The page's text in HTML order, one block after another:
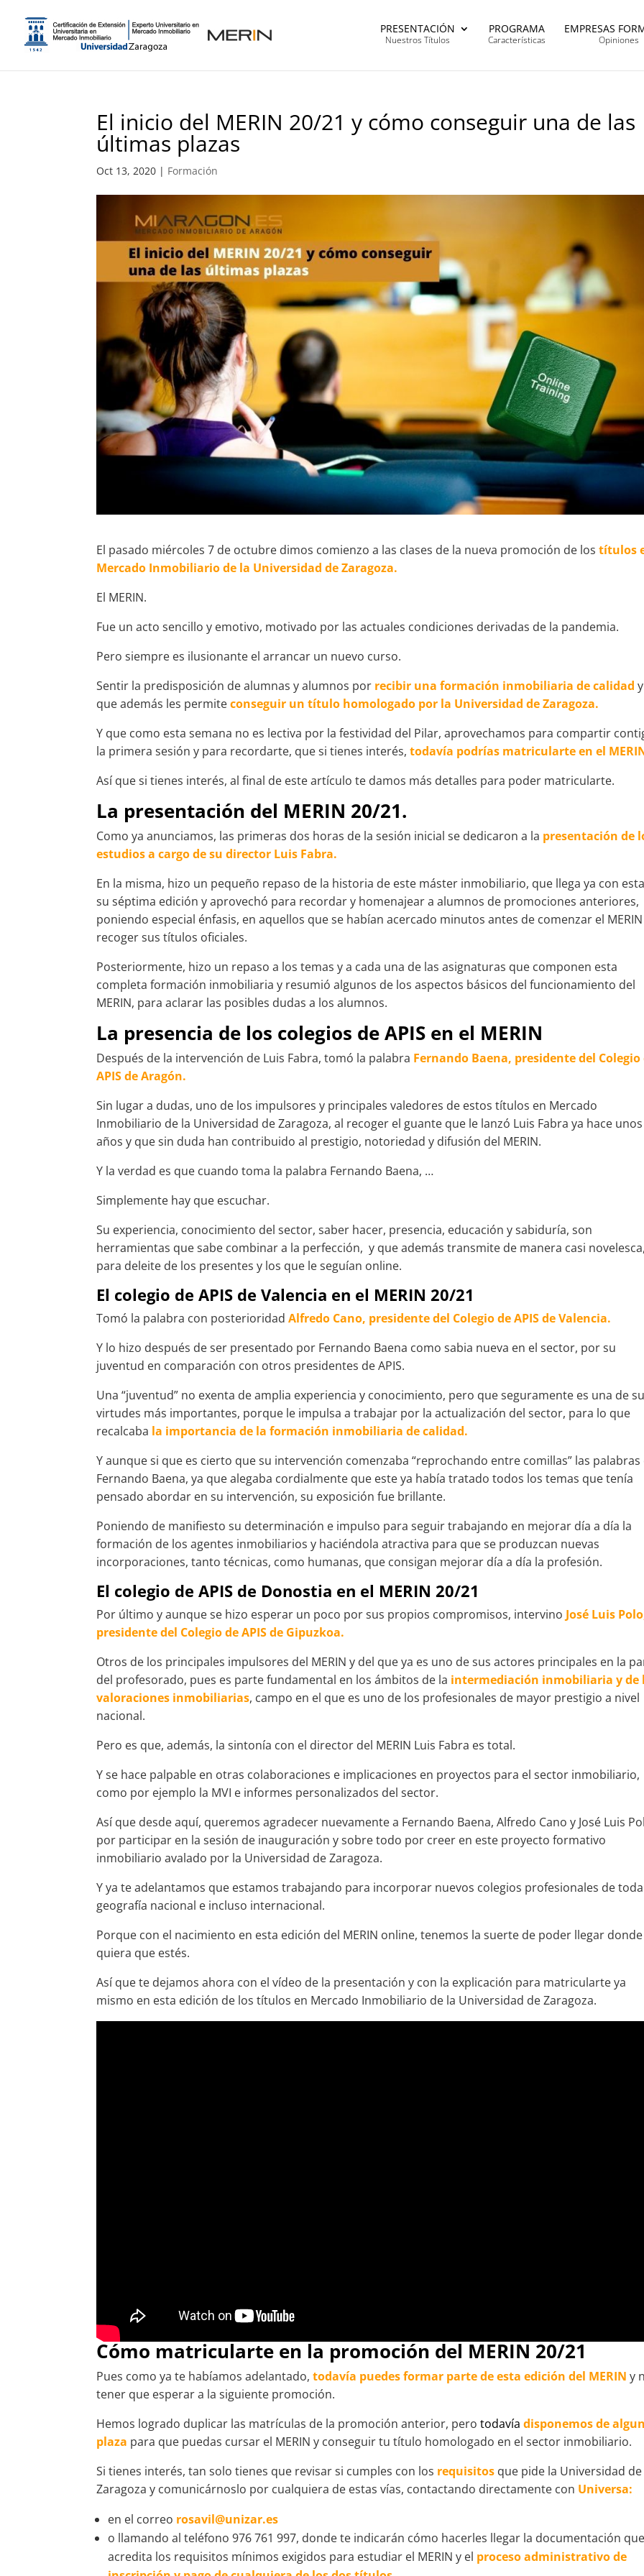
PRESENTACIÓN
Nuestros Títulos
PROGRAMA
Características
EMPRESAS
Opiniones
El inicio del MERIN 20/21 y cómo conseguir una de las
últimas plazas
Oct 13, 2020 | Formación
El pasado miércoles 7 de octubre dimos comienzo a las clases de la nueva promoción de lostítulos
Mercado Inmobiliario de la Universidad de Zaragoza.
El MERIN.
Fue un acto sencillo y emotivo, motivado por las actuales condiciones derivadas de la pandemia.
Pero siempre es ilusionante el arrancar un nuevo curso.
Sentir la predisposición de alumnas y alumnos por recibir una formación inmobiliaria de calidad y
que además les permiteconseguir un título homologado por la Universidad de Zaragoza.
Y que como esta semana no es lectiva por la festividad del Pilar, aprovechamos para compartir
la primera sesión y para recordarte, que si tienes interés, todavía podrías matricularte en el
Así que si tienes interés, al final de este artículo te damos más detalles para poder matricularte.
La presentación del MERIN 20/21.
Como ya anunciamos, las primeras dos horas de la sesión inicial se dedicaron a la presentación de
estudios a cargo de su director Luis Fabra.
En la misma, hizo un pequeño repaso de la historia de este máster inmobiliario, que llega ya con
su séptima edición y aprovechó para recordar y homenajear a alumnos de promociones anteriores,
poniendo especial énfasis, en aquellos que se habían acercado minutos antes de comenzar el
recoger sus títulos oficiales.
Posteriormente, hizo un repaso a los temas y a cada una de las asignaturas que componen esta
completa formación inmobiliaria y resumió algunos de los aspectos básicos del funcionamiento del
MERIN, para aclarar las posibles dudas a los alumnos.
La presencia de los colegios de APIS en el MERIN
Después de la intervención de Luis Fabra, tomó la palabra Fernando Baena, presidente del Colegio
APIS de Aragón.
Sin lugar a dudas, uno de los impulsores y principales valedores de estos títulos en Mercado
Inmobiliario de la Universidad de Zaragoza, al recoger el guante que le lanzó Luis Fabra ya hace unos
años y que sin duda han contribuido al prestigio, notoriedad y difusión del MERIN.
Y la verdad es que cuando toma la palabra Fernando Baena, …
Simplemente hay que escuchar.
Su experiencia, conocimiento del sector, saber hacer, presencia, educación y sabiduría, son
herramientas que sabe combinar a la perfección, y que además transmite de manera casi
para deleite de los presentes y los que le seguían online.
El colegio de APIS de Valencia en el MERIN 20/21
Tomó la palabra con posterioridadAlfredo Cano, presidente del Colegio de APIS de Valencia.
Y lo hizo después de ser presentado por Fernando Baena como sabia nueva en el sector, por su
juventud en comparación con otros presidentes de APIS.
Una “juventud” no exenta de amplia experiencia y conocimiento, pero que seguramente es una de
virtudes más importantes, porque le impulsa a trabajar por la actualización del sector, para lo que
recalcaba la importancia de la formación inmobiliaria de calidad.
Y aunque si que es cierto que su intervención comenzaba “reprochando entre comillas” las palabras
Fernando Baena, ya que alegaba cordialmente que este ya había tratado todos los temas que tenía
pensado abordar en su intervención, su exposición fue brillante.
Poniendo de manifiesto su determinación e impulso para seguir trabajando en mejorar día a día la
formación de los agentes inmobiliarios y haciéndola atractiva para que se produzcan nuevas
incorporaciones, tanto técnicas, como humanas, que consigan mejorar día a día la profesión.
El colegio de APIS de Donostia en el MERIN 20/21
Por último y aunque se hizo esperar un poco por sus propios compromisos, intervinoJosé Luis
presidente del Colegio de APIS de Gipuzkoa.
Otros de los principales impulsores del MERIN y del que ya es uno de sus actores principales en la
del profesorado, pues es parte fundamental en los ámbitos de la intermediación inmobiliaria y de
valoraciones inmobiliarias, campo en el que es uno de los profesionales de mayor prestigio a nivel
nacional.
Pero es que, además, la sintonía con el director del MERIN Luis Fabra es total.
Y se hace palpable en otras colaboraciones e implicaciones en proyectos para el sector inmobiliario,
como por ejemplo la MVI e informes personalizados del sector.
Así que desde aquí, queremos agradecer nuevamente a Fernando Baena, Alfredo Cano y José Luis
por participar en la sesión de inauguración y sobre todo por creer en este proyecto formativo
inmobiliario avalado por la Universidad de Zaragoza.
Y ya te adelantamos que estamos trabajando para incorporar nuevos colegios profesionales de
geografía nacional e incluso internacional.
Porque con el nacimiento en esta edición del MERIN online, tenemos la suerte de poder llegar donde
quiera que estés.
Así que te dejamos ahora con el vídeo de la presentación y con la explicación para matricularte ya
mismo en esta edición de los títulos en Mercado Inmobiliario de la Universidad de Zaragoza.
Cómo matricularte en la promoción del MERIN 20/21
Pues como ya te habíamos adelantado,todavía puedes formar parte de esta edición del MERIN y
tener que esperar a la siguiente promoción.
Hemos logrado duplicar las matrículas de la promoción anterior, perotodavía disponemos de
plaza para que puedas cursar el MERIN y conseguir tu título homologado en el sector inmobiliario.
Si tienes interés, tan solo tienes que revisar si cumples con los requisitos que pide la Universidad de
Zaragoza y comunicárnoslo por cualquiera de estas vías, contactando directamente con Universa:
en el correo rosavil@unizar.es
o llamando al teléfono 976 761 997, donde te indicarán cómo hacerles llegar la documentación
acredita los requisitos mínimos exigidos para estudiar el MERIN y el proceso administrativo de